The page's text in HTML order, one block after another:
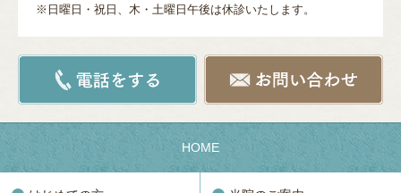
※日曜日・祝日、木・土曜日午後は休診いたします。
HOME